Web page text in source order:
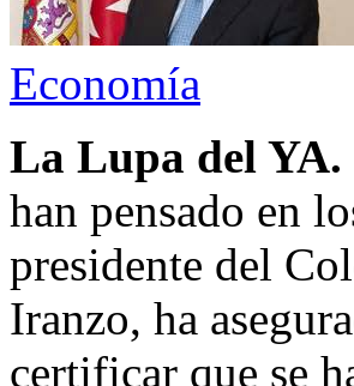
Economía
La Lupa del YA.
han pensado en
presidente del
Iranzo, ha
certificar que se